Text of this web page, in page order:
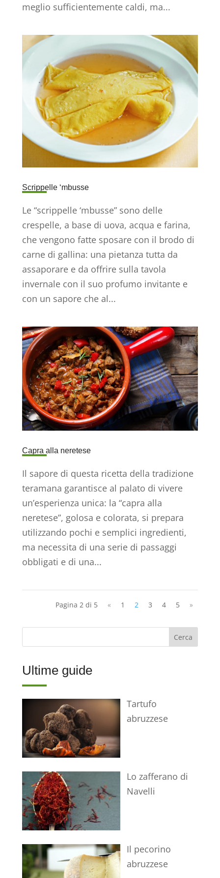
meglio sufficientemente caldi, ma...
Scrippelle ‘mbusse
Le “scrippelle ‘mbusse” sono delle
crespelle, a base di uova, acqua e farina,
che vengono fatte sposare con il brodo di
carne di gallina: una pietanza tutta da
assaporare e da offrire sulla tavola
invernale con il suo profumo invitante e
con un sapore che al...
Capra alla neretese
Il sapore di questa ricetta della tradizione
teramana garantisce al palato di vivere
un’esperienza unica: la “capra alla
neretese”, golosa e colorata, si prepara
utilizzando pochi e semplici ingredienti,
ma necessita di una serie di passaggi
obbligati e di una...
Pagina 2 di 5 « 1 2 3 4 5 »
Ultime guide
Tartufo
abruzzese
Lo zafferano di
Navelli
Il pecorino
abruzzese